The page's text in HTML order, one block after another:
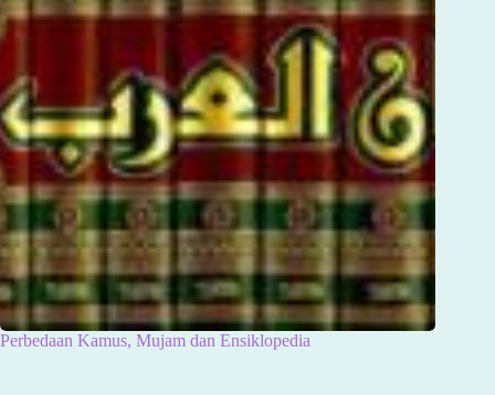
Perbedaan Kamus, Mujam dan Ensiklopedia